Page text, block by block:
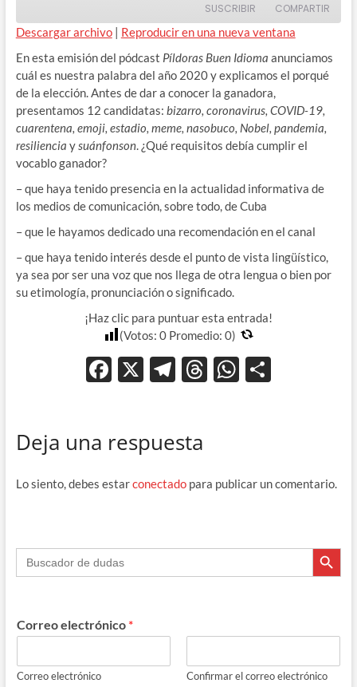
Seconds
segundos
SUSCRIBIR COMPARTIR
FEED RSS
COMPAR
TIR
ENLACE
INCRUST
AR
Descargar archivo| Reproducir en una nueva ventana
En esta emisión del pódcast Píldoras Buen Idioma anunciamos
cuál es nuestra palabra del año 2020 y explicamos el porqué
de la elección. Antes de dar a conocer la ganadora,
presentamos 12 candidatas: bizarro, coronavirus, COVID-19,
cuarentena, emoji, estadio, meme, nasobuco, Nobel, pandemia,
resiliencia ysuánfonson. ¿Qué requisitos debía cumplir el
vocablo ganador?
– que haya tenido presencia en la actualidad informativa de
los medios de comunicación, sobre todo, de Cuba
– que le hayamos dedicado una recomendación en el canal
– que haya tenido interés desde el punto de vista lingüístico,
ya sea por ser una voz que nos llega de otra lengua o bien por
su etimología, pronunciación o significado.
¡Haz clic para puntuar esta entrada!
(Votos: 0Promedio: 0)
F
b
o
X T
gr
m
T
ds
W
p
ti
Deja una respuesta
Lo siento, debes estarconectadopara publicar un comentario.
Buscar: Botón de
Correo electrónico *
Correo electrónico Confirmar el correo electrónico